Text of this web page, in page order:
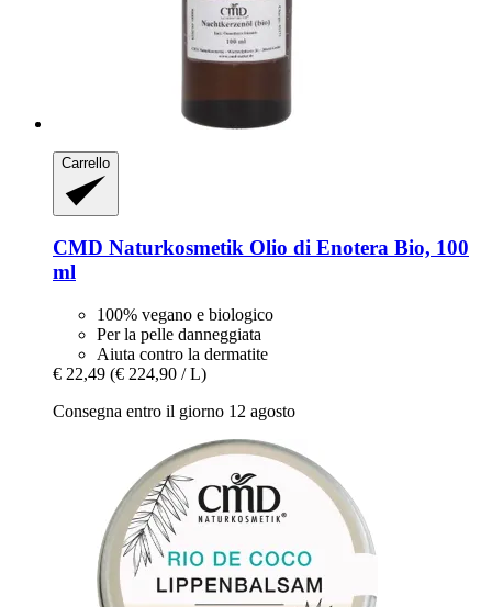
Carrello
CMD Naturkosmetik Olio di Enotera Bio, 100
ml
100% vegano e biologico
Per la pelle danneggiata
Aiuta contro la dermatite
€ 22,49 (€ 224,90 / L)
Consegna entro il giorno 12 agosto